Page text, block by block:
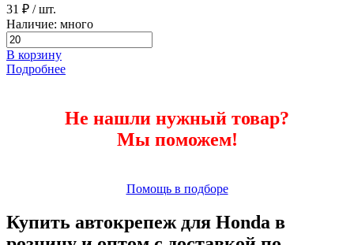
31 ₽ / шт.
Наличие: много
В корзину
Подробнее
Не нашли нужный товар?
Мы поможем!
Помощь в подборе
Купить автокрепеж для Honda в